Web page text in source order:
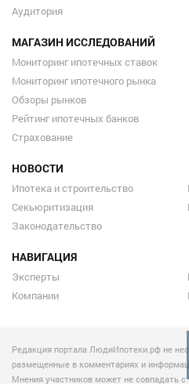
Аудитория
МАГАЗИН ИССЛЕДОВАНИЙ
Мониторинг ипотечных ставок
Мониторинг ипотечного рынка
Обзоры рынков
Рейтинг ипотечных банков
Страхование
НОВОСТИ
Ипотека и строительство
Секьюритизация
Законодательство
НАВИГАЦИЯ
Эксперты
Компании
Редакция портала ЛюдиИпотеки.рф не
размещенные в комментариях и
Мнения участников может не совпадать